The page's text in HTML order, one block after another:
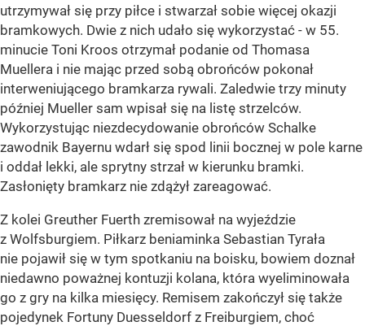
utrzymywał się przy piłce i stwarzał sobie więcej okazji
bramkowych. Dwie z nich udało się wykorzystać - w 55.
minucie Toni Kroos otrzymał podanie od Thomasa
Muellera i nie mając przed sobą obrońców pokonał
interweniującego bramkarza rywali. Zaledwie trzy minuty
później Mueller sam wpisał się na listę strzelców.
Wykorzystując niezdecydowanie obrońców Schalke
zawodnik Bayernu wdarł się spod linii bocznej w pole karne
i oddał lekki, ale sprytny strzał w kierunku bramki.
Zasłonięty bramkarz nie zdążył zareagować.
Z kolei Greuther Fuerth zremisował na wyjeździe
z Wolfsburgiem. Piłkarz beniaminka Sebastian Tyrała
nie pojawił się w tym spotkaniu na boisku, bowiem doznał
niedawno poważnej kontuzji kolana, która wyeliminowała
go z gry na kilka miesięcy. Remisem zakończył się także
pojedynek Fortuny Duesseldorf z Freiburgiem, choć